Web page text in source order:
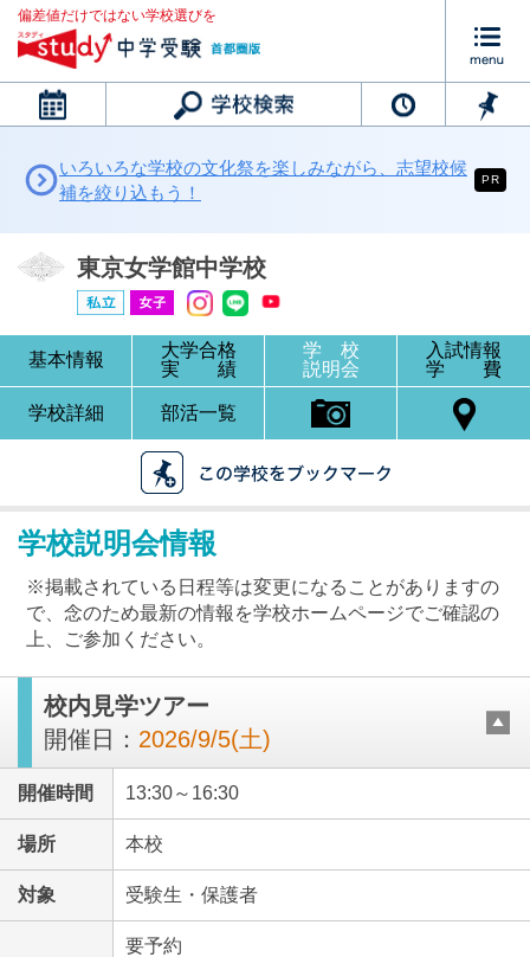
偏差値だけではない学校選びを
カレンダー
東京女学館中学校
ブックマークした学校はありません
いろいろな学校の文化祭を楽しみながら、志望校候
補を絞り込もう！
PR
東京女学館中学校
基本情報
大学合格
実 績
学 校
説明会
入試情報
学 費
学校詳細 部活一覧
学校説明会情報
※掲載されている日程等は変更になることがありますの
で、念のため最新の情報を学校ホームページでご確認の
上、ご参加ください。
校内見学ツアー
開催日： 2026/9/5(土)
開催時間 13:30～16:30
場所 本校
対象 受験生・保護者
要予約